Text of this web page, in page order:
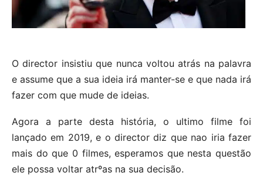
O director insistiu que nunca voltou atrás na palavra
e assume que a sua ideia irá manter-se e que nada irá
fazer com que mude de ideias.
Agora a parte desta história, o ultimo filme foi
lançado em 2019, e o director diz que nao iria fazer
mais do que 0 filmes, esperamos que nesta questão
ele possa voltar atrºas na sua decisão.